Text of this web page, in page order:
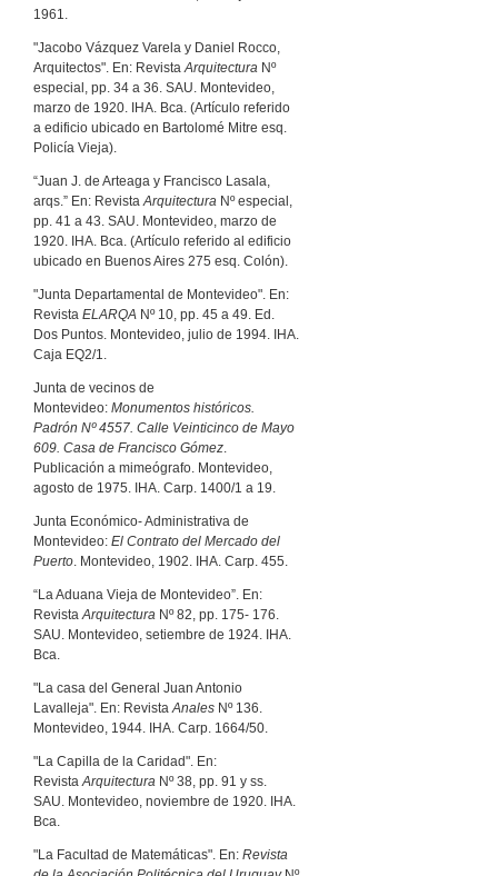
1961.
"Jacobo Vázquez Varela y Daniel Rocco,
Arquitectos". En: RevistaArquitectura Nº
especial, pp. 34 a 36. SAU. Montevideo,
marzo de 1920. IHA. Bca. (Artículo referido
a edificio ubicado en Bartolomé Mitre esq.
Policía Vieja).
“Juan J. de Arteaga y Francisco Lasala,
arqs.” En: RevistaArquitectura Nº especial,
pp. 41 a 43. SAU. Montevideo, marzo de
1920. IHA. Bca. (Artículo referido al edificio
ubicado en Buenos Aires 275 esq. Colón).
"Junta Departamental de Montevideo". En:
Revista ELARQA Nº 10, pp. 45 a 49. Ed.
Dos Puntos. Montevideo, julio de 1994. IHA.
Caja EQ2/1.
Junta de vecinos de
Montevideo: Monumentos históricos.
Padrón Nº 4557. Calle Veinticinco de Mayo
609. Casa de Francisco Gómez.
Publicación a mimeógrafo. Montevideo,
agosto de 1975. IHA. Carp. 1400/1 a 19.
Junta Económico- Administrativa de
Montevideo: El Contrato del Mercado del
Puerto. Montevideo, 1902. IHA. Carp. 455.
“La Aduana Vieja de Montevideo”. En:
RevistaArquitectura Nº 82, pp. 175- 176.
SAU. Montevideo, setiembre de 1924. IHA.
Bca.
"La casa del General Juan Antonio
Lavalleja". En: RevistaAnales Nº 136.
Montevideo, 1944. IHA. Carp. 1664/50.
"La Capilla de la Caridad". En:
RevistaArquitectura Nº 38, pp. 91 y ss.
SAU. Montevideo, noviembre de 1920. IHA.
Bca.
"La Facultad de Matemáticas". En: Revista